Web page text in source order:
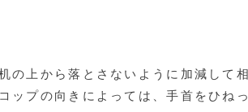
の上から落とさないように加減して
、手首をひねった